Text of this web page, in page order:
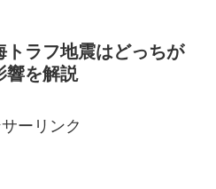
トラフ地震はどっちが
響を解説
ーリンク